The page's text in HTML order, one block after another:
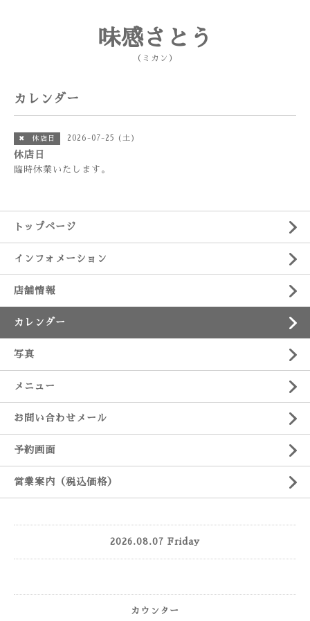
味感さとう
（ミカン）
カレンダー
✖ 休店日 2026-07-25 (土)
休店日
臨時休業いたします。
トップページ
インフォメーション
店舗情報
カレンダー
写真
メニュー
お問い合わせメール
予約画面
営業案内（税込価格）
2026.08.07 Friday
カウンター